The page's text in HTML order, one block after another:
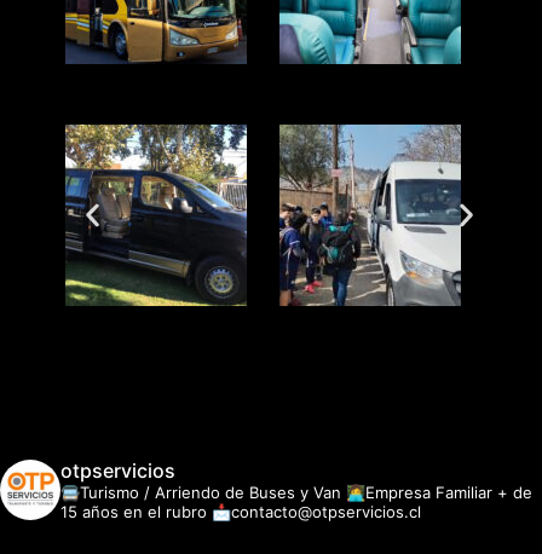
otpservicios
🚍Turismo / Arriendo de Buses y Van 👩‍💻Empresa Familiar + de
15 años en el rubro 📩contacto@otpservicios.cl